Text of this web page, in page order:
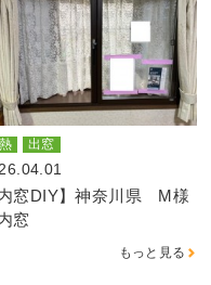
出窓
内窓DIY】神奈川県 M様
窓
もっと見る